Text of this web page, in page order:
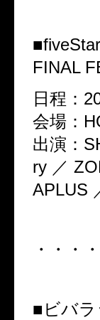
FINAL
日程：
会場：
出演：
ry ／
APLUS
・・・
■ビバラ